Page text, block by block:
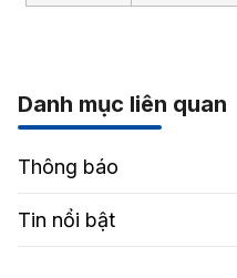
Danh mục liên quan
Thông báo
Tin nổi bật